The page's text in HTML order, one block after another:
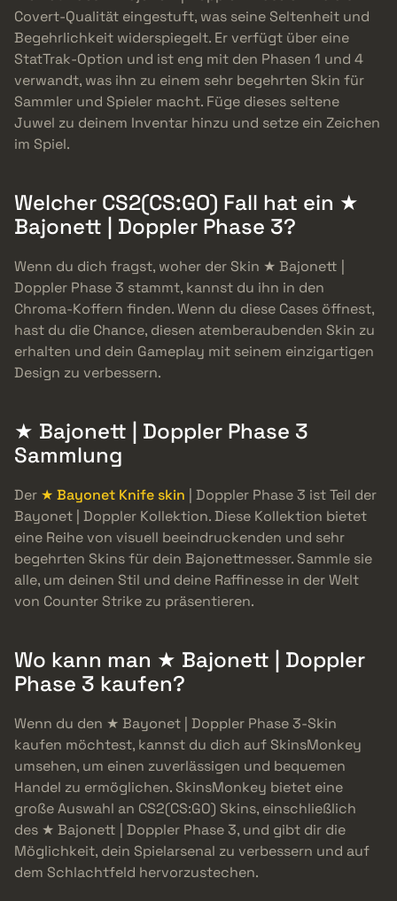
Covert-Qualität eingestuft, was seine Seltenheit und
Begehrlichkeit widerspiegelt. Er verfügt über eine
StatTrak-Option und ist eng mit den Phasen 1 und 4
verwandt, was ihn zu einem sehr begehrten Skin für
Sammler und Spieler macht. Füge dieses seltene
Juwel zu deinem Inventar hinzu und setze ein Zeichen
im Spiel.
Welcher CS2(CS:GO) Fall hat ein ★
Bajonett | Doppler Phase 3?
Wenn du dich fragst, woher der Skin ★ Bajonett |
Doppler Phase 3 stammt, kannst du ihn in den
Chroma-Koffern finden. Wenn du diese Cases öffnest,
hast du die Chance, diesen atemberaubenden Skin zu
erhalten und dein Gameplay mit seinem einzigartigen
Design zu verbessern.
★ Bajonett | Doppler Phase 3
Sammlung
Der ★ Bayonet Knife skin | Doppler Phase 3 ist Teil der
Bayonet | Doppler Kollektion. Diese Kollektion bietet
eine Reihe von visuell beeindruckenden und sehr
begehrten Skins für dein Bajonettmesser. Sammle sie
alle, um deinen Stil und deine Raffinesse in der Welt
von Counter Strike zu präsentieren.
Wo kann man ★ Bajonett | Doppler
Phase 3 kaufen?
Wenn du den ★ Bayonet | Doppler Phase 3-Skin
kaufen möchtest, kannst du dich auf SkinsMonkey
umsehen, um einen zuverlässigen und bequemen
Handel zu ermöglichen. SkinsMonkey bietet eine
große Auswahl an CS2(CS:GO) Skins, einschließlich
des ★ Bajonett | Doppler Phase 3, und gibt dir die
Möglichkeit, dein Spielarsenal zu verbessern und auf
dem Schlachtfeld hervorzustechen.